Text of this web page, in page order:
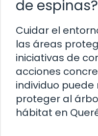
de espinas?
Cuidar el
las áreas
iniciativas de
acciones
individuo
proteger al
hábitat en